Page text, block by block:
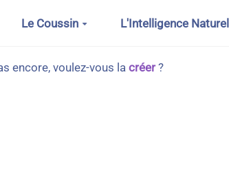
Le Coussin L'Intelligence
encore, voulez-vous la créer?